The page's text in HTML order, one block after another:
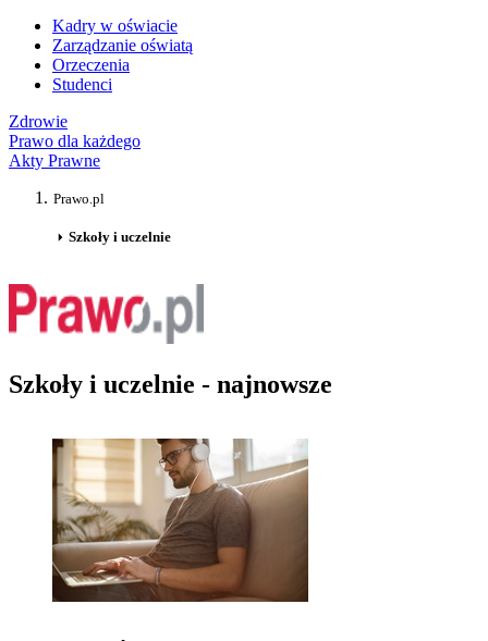
Kadry w oświacie
Zarządzanie oświatą
Orzeczenia
Studenci
Zdrowie
Prawo dla każdego
Akty Prawne
Prawo.pl
Szkoły i uczelnie
Szkoły i uczelnie - najnowsze